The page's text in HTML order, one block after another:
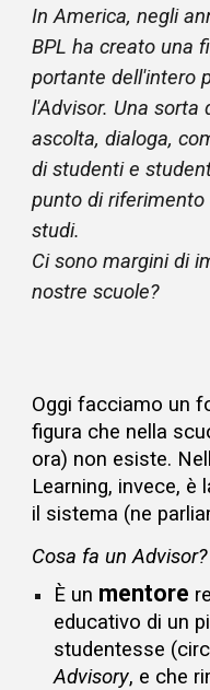
In America, negli
BPL ha creato una
portante dell'intero
l'Advisor. Una sorta
ascolta, dialoga,
di studenti e
punto di
studi.
Ci sono margini di
nostre scuole?
Oggi facciamo un
figura che nella
ora) non esiste.
Learning, invece, è
il sistema (ne
Cosa fa un Advisor?
È un mentore
educativo di un
studentesse
Advisory, e che